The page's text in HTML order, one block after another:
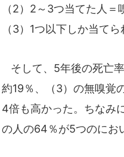
（2）2～3つ当てた人＝
（3）1つ以下しか当て
そして、5年後の死亡
約19％、（3）の無嗅覚
4倍も高かった。ちなみ
の人の64％が5つのにお